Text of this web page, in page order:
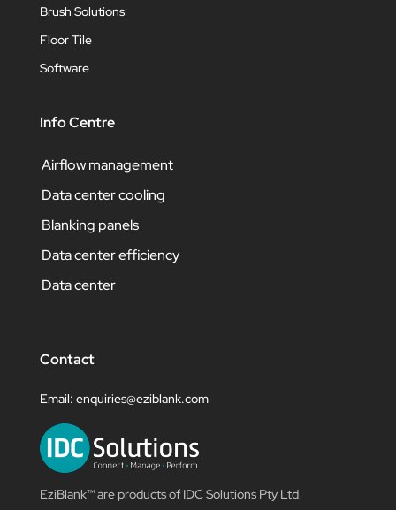
Brush Solutions
Floor Tile
Software
Info Centre
Airflow management
Data center cooling
Blanking panels
Data center efficiency
Data center
Contact
Email: enquiries@eziblank.com
EziBlank™ are products of IDC Solutions Pty Ltd